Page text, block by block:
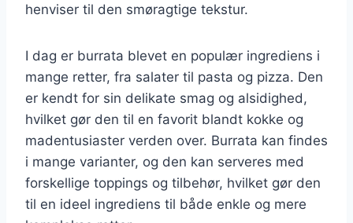
henviser til den smøragtige tekstur.
I dag er burrata blevet en populær ingrediens i
mange retter, fra salater til pasta og pizza. Den
er kendt for sin delikate smag og alsidighed,
hvilket gør den til en favorit blandt kokke og
madentusiaster verden over. Burrata kan findes
i mange varianter, og den kan serveres med
forskellige toppings og tilbehør, hvilket gør den
til en ideel ingrediens til både enkle og mere